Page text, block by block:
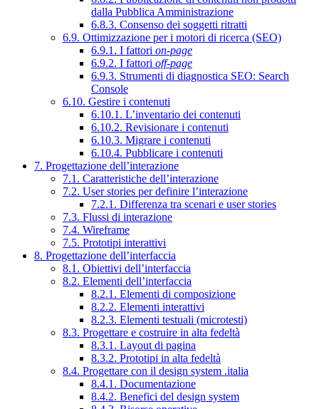
dalla Pubblica Amministrazione
6.8.3. Consenso dei soggetti ritratti
6.9. Ottimizzazione per i motori di ricerca (SEO)
6.9.1. I fattori on-page
6.9.2. I fattori off-page
6.9.3. Strumenti di diagnostica SEO: Search
Console
6.10. Gestire i contenuti
6.10.1. L’inventario dei contenuti
6.10.2. Revisionare i contenuti
6.10.3. Migrare i contenuti
6.10.4. Pubblicare i contenuti
7. Progettazione dell’interazione
7.1. Caratteristiche dell’interazione
7.2. User stories per definire l’interazione
7.2.1. Differenza tra scenari e user stories
7.3. Flussi di interazione
7.4. Wireframe
7.5. Prototipi interattivi
8. Progettazione dell’interfaccia
8.1. Obiettivi dell’interfaccia
8.2. Elementi dell’interfaccia
8.2.1. Elementi di composizione
8.2.2. Elementi interattivi
8.2.3. Elementi testuali (microtesti)
8.3. Progettare e costruire in alta fedeltà
8.3.1. Layout di pagina
8.3.2. Prototipi in alta fedeltà
8.4. Progettare con il design system .italia
8.4.1. Documentazione
8.4.2. Benefici del design system